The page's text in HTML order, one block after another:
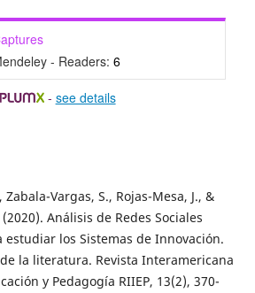
- Readers: 6
- see details
Vargas, S., Rojas-Mesa, J., &
Análisis de Redes Sociales
los Sistemas de Innovación.
la literatura. Revista Interamericana
y Pedagogía RIIEP, 13(2), 370-